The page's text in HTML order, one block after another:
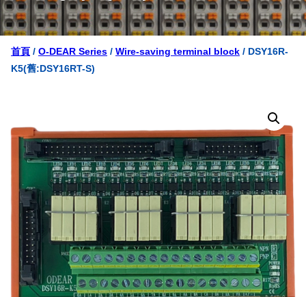
首頁 / O-DEAR Series / Wire-saving terminal block / DSY16R-
K5(舊:DSY16RT-S)